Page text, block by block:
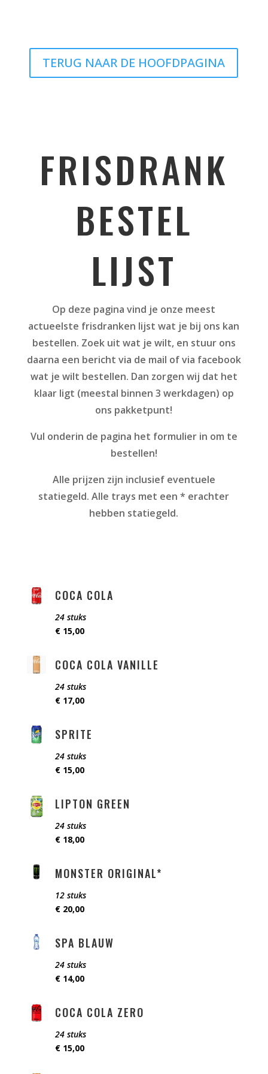
TERUG NAAR DE HOOFDPAGINA
FRISDRANK
BESTEL
LIJST
Op deze pagina vind je onze meest
actueelste frisdranken lijst wat je bij ons kan
bestellen. Zoek uit wat je wilt, en stuur ons
daarna een bericht via de mail of via facebook
wat je wilt bestellen. Dan zorgen wij dat het
klaar ligt (meestal binnen 3 werkdagen) op
ons pakketpunt!
Vul onderin de pagina het formulier in om te
bestellen!
Alle prijzen zijn inclusief eventuele
statiegeld. Alle trays met een * erachter
hebben statiegeld.
COCA COLA
24 stuks
€ 15,00
COCA COLA VANILLE
24 stuks
€ 17,00
SPRITE
24 stuks
€ 15,00
LIPTON GREEN
24 stuks
€ 18,00
MONSTER ORIGINAL*
12 stuks
€ 20,00
SPA BLAUW
24 stuks
€ 14,00
COCA COLA ZERO
24 stuks
€ 15,00